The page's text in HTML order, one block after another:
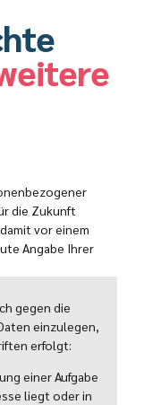
die Zukunft
vor einem
Angabe Ihrer
gegen die
einzulegen,
erfolgt:
einer Aufgabe
liegt oder in